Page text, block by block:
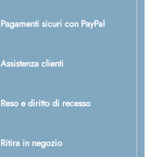
Pagamenti sicuri con PayPal
Assistenza clienti
Reso e diritto di recesso
Ritira in negozio